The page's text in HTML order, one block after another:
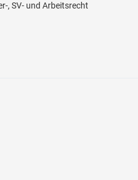
, SV- und Arbeitsrecht